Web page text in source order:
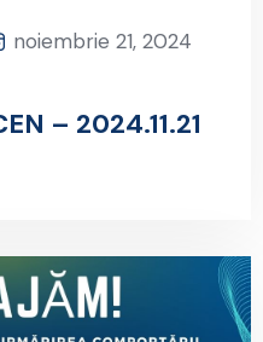
noiembrie 21, 2024
– 2024.11.21